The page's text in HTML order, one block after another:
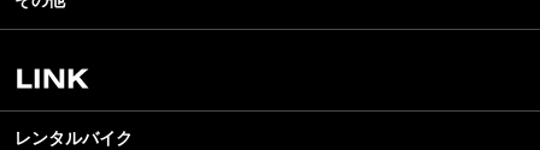
ビジネス
アウトドア
レンタルバイク
スクール・レッスン
レンタルバイク